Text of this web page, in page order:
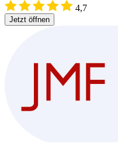
4,7
Jetzt öffnen